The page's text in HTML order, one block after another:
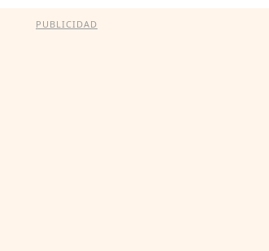
PUBLICIDAD